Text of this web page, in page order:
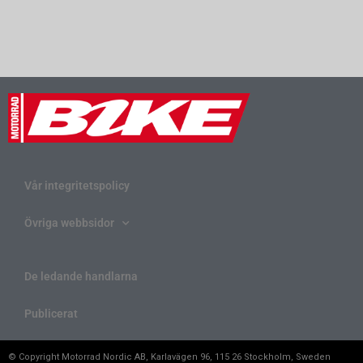
Vår integritetspolicy
Övriga webbsidor
De ledande handlarna
Publicerat
© Copyright Motorrad Nordic AB, Karlavägen 96, 115 26 Stockholm, Sweden